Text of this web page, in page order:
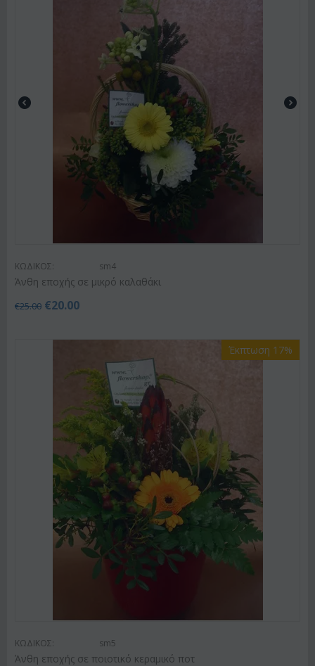
ΚΩΔΙΚΟΣ: sm4
Άνθη εποχής σε μικρό καλαθάκι
€25.00 €20.00
Έκπτωση 17%
ΚΩΔΙΚΟΣ: sm5
Άνθη εποχής σε ποιοτικό κεραμικό ποτ